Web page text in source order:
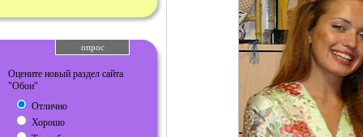
опрос
Оцените новый раздел сайта
"Обои"
Отлично
Хорошо